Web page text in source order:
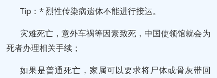
Tip：* 烈性传染病遗体不能进行接运。
灾难死亡，意外车祸等因素致死，中国使领馆就会为
死者办理相关手续；
如果是普通死亡，家属可以要求将尸体或骨灰带回